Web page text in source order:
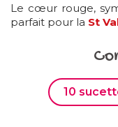
Le cœur rouge,
parfait pour la St
10